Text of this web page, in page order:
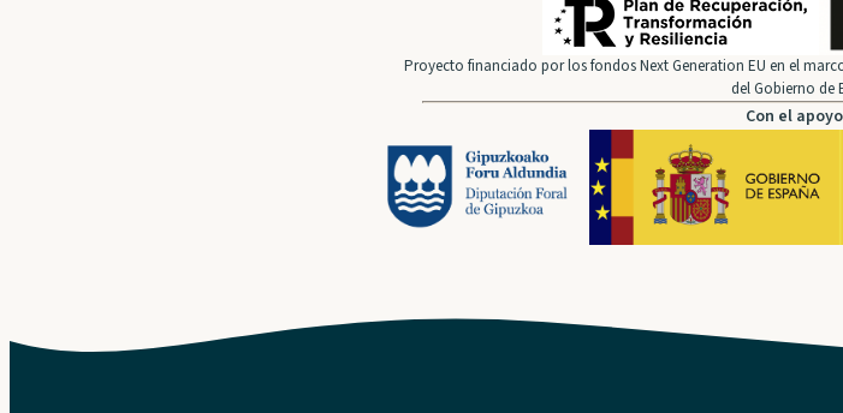
Proyecto financiado por los fondos Next Generation EU en el
del Gobierno de
Con el